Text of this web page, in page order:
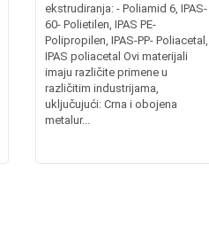
ekstrudiranja: - Poliamid 6, IPAS-
60- Polietilen, IPAS PE-
Polipropilen, IPAS-PP- Poliacetal,
IPAS poliacetal Ovi materijali
imaju različite primene u
različitim industrijama,
uključujući: Crna i obojena
metalur...